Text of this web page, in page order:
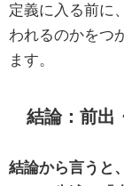
定義に入る前に
われるのかをつ
ます。
結論：前出
結論から言うと